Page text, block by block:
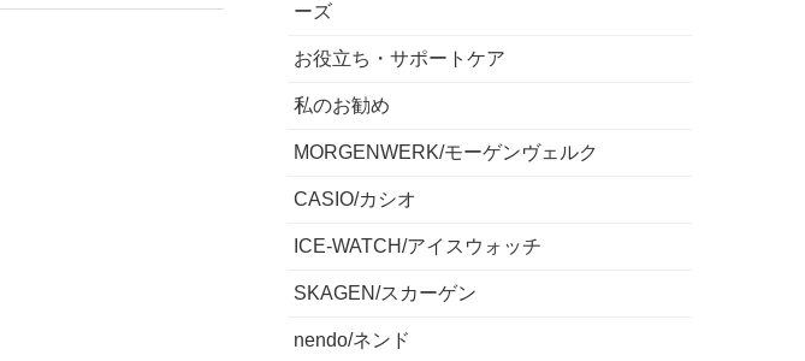
ーズ
お役立ち・サポートケア
私のお勧め
MORGENWERK/モーゲンヴェルク
CASIO/カシオ
ICE-WATCH/アイスウォッチ
SKAGEN/スカーゲン
nendo/ネンド